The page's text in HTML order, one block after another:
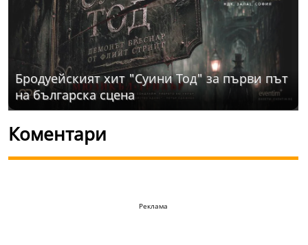
Бродуейският хит "Суини Тод" за първи път
на българска сцена
Коментари
Реклама